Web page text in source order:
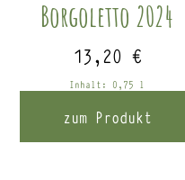
Borgoletto 2024
13,20 €
Inhalt: 0,75 l
zum Produkt